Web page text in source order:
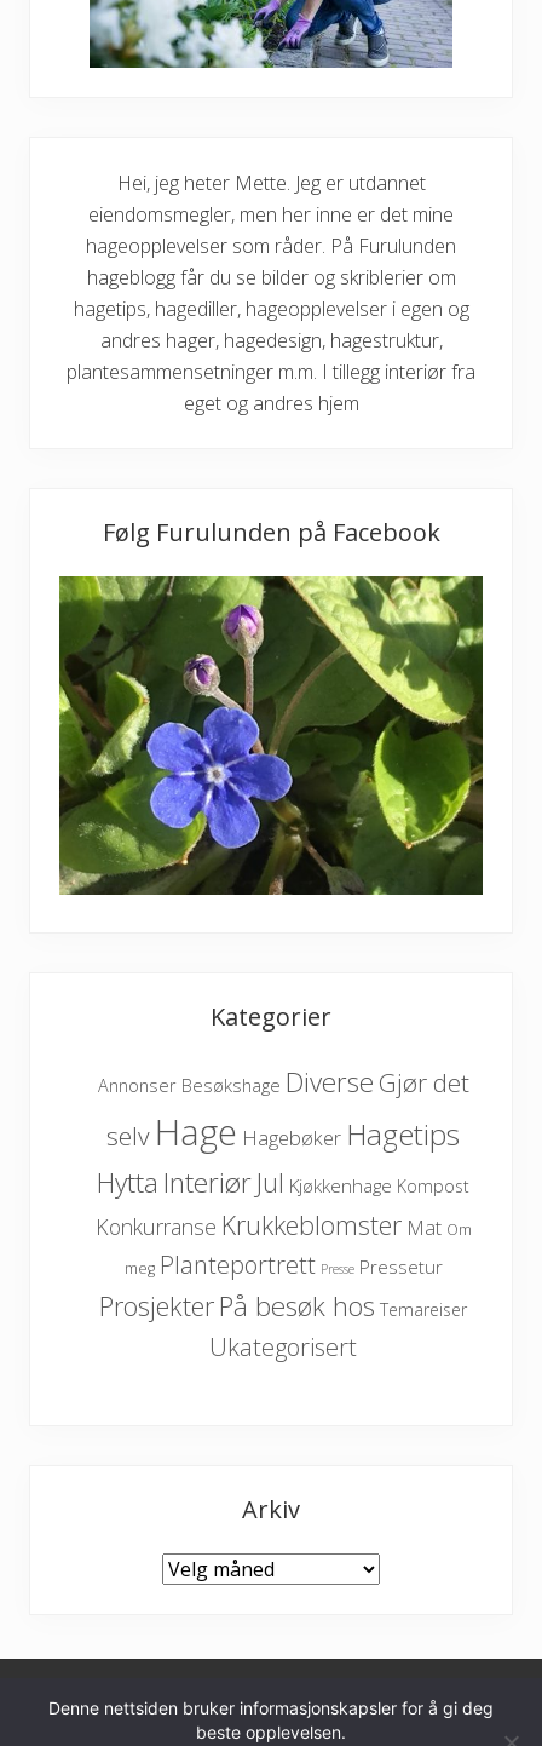
Hei, jeg heter Mette. Jeg er utdannet
eiendomsmegler, men her inne er det mine
hageopplevelser som råder. På Furulunden
hageblogg får du se bilder og skriblerier om
hagetips, hagediller, hageopplevelser i egen og
andres hager, hagedesign, hagestruktur,
plantesammensetninger m.m. I tillegg interiør fra
eget og andres hjem
Følg Furulunden på Facebook
Kategorier
Annonser Besøkshage Diverse Gjør det
selv Hage Hagebøker Hagetips
Hytta Interiør Jul Kjøkkenhage Kompost
Konkurranse Krukkeblomster Mat Om
meg Planteportrett Presse Pressetur
ProsjekterPå besøk hos Temareiser
Ukategorisert
Arkiv
Arkiv
Personvernerklæring
Denne nettsiden bruker informasjonskapsler for å gi deg
beste opplevelsen.